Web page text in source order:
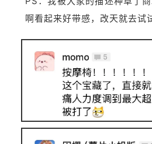
啊看起来好带感，改天就去试